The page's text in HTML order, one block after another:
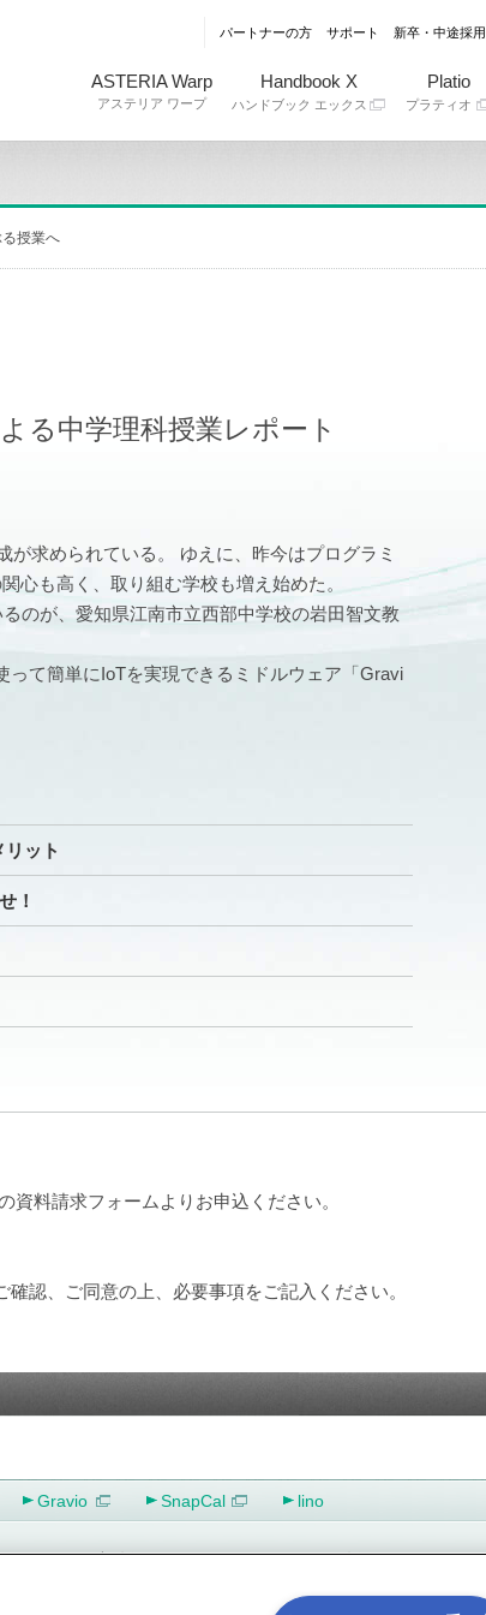
パートナーの方 サポート 新卒・中途採用
ASTERIA Warp
アステリア ワープ
Handbook X
ハンドブック エックス
Platio
プラティオ
授業へ
る中学理科授業レポート
求められている。 ゆえに、昨今はプログラミ
心も高く、取り組む学校も増え始めた。
のが、愛知県江南市立西部中学校の岩田智文教
て簡単にIoTを実現できるミドルウェア「Gravi
ット
！
料請求フォームよりお申込ください。
認、ご同意の上、必要事項をご記入ください。
Gravio SnapCal lino
IR（投資家情報） 採用情報